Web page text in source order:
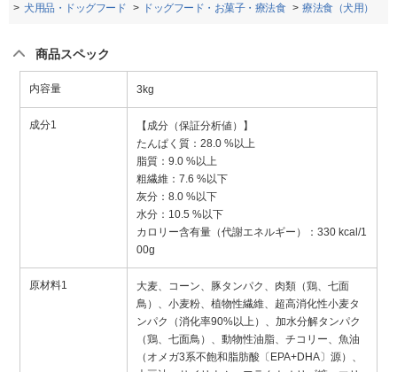
犬用品・ドッグフード ドッグフード・お菓子・療法食 療法食（犬用）
商品スペック
内容量 3kg
成分1
【成分（保証分析値）】
たんぱく質：28.0 %以上
脂質：9.0 %以上
粗繊維：7.6 %以下
灰分：8.0 %以下
水分：10.5 %以下
カロリー含有量（代謝エネルギー）：330 kcal/1
00g
原材料1
大麦、コーン、豚タンパク、肉類（鶏、七面
鳥）、小麦粉、植物性繊維、超高消化性小麦タ
ンパク（消化率90%以上）、加水分解タンパク
（鶏、七面鳥）、動物性油脂、チコリー、魚油
（オメガ3系不飽和脂肪酸〔EPA+DHA〕源）、